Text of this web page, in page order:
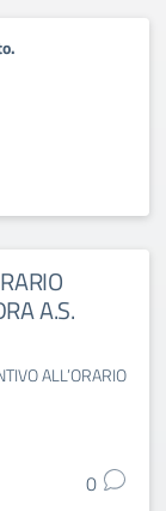
A.S.
ALL’ORARIO
0